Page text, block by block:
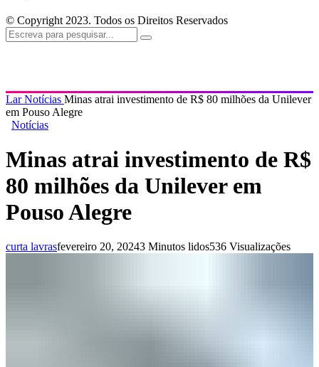
© Copyright 2023. Todos os Direitos Reservados
LarNotícias Minas atrai investimento de R$ 80 milhões da Unilever
em Pouso Alegre
Notícias
Minas atrai investimento de R$
80 milhões da Unilever em
Pouso Alegre
curta lavrasfevereiro 20, 20243 Minutos lidos536 Visualizações